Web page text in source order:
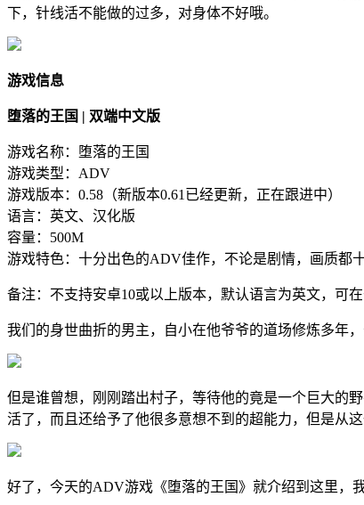
下，针线活不能做的过多，对身体不好哦。
游戏信息
堕落的王国 | 双端中文版
游戏名称：堕落的王国
游戏类型：ADV
游戏版本：0.58（新版本0.61已经更新，正在跟进中）
语言：英文、汉化版
容量：500M
游戏特色：十分出色的ADV佳作，不论是剧情，画质都十
备注：不支持安卓10或以上版本，默认语言为英文，可
我们的身世曲折的男主，自小在他爷爷的道场修炼多年
但是谁曾想，刚刚踏出村子，等待他的竟是一个巨大的
活了，而且还给予了他很多意想不到的超能力，但是从
好了，今天的ADV游戏《堕落的王国》就介绍到这里，